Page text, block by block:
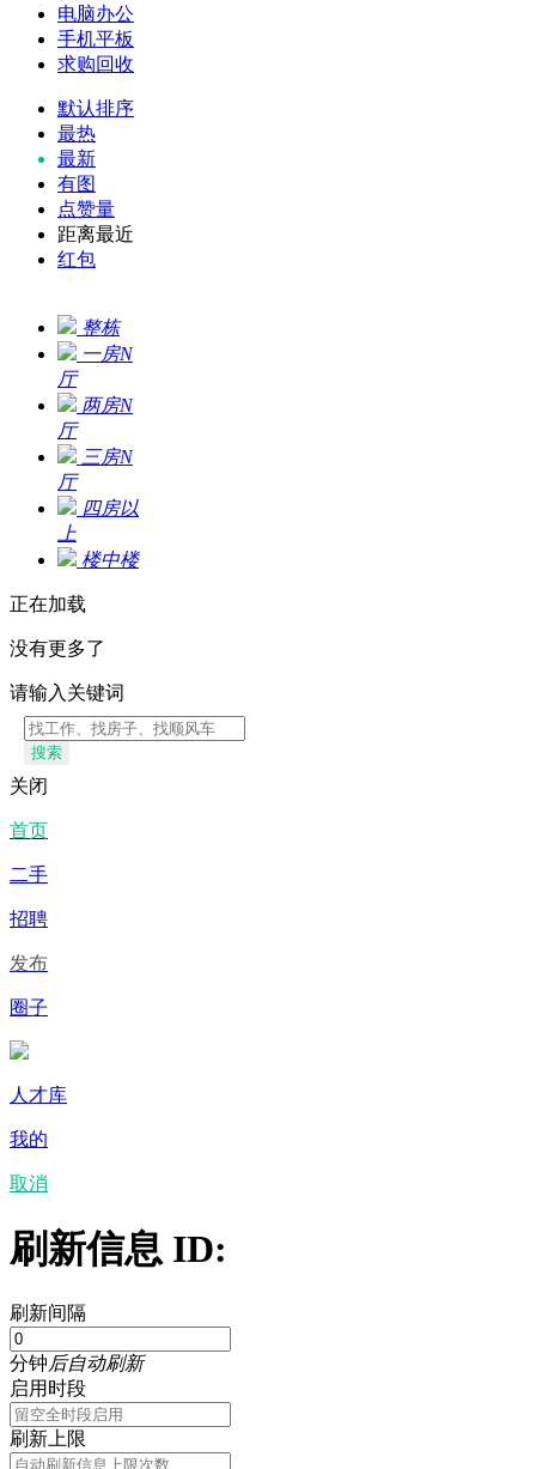
电脑办公
手机平板
求购回收
默认排序
最热
最新
有图
点赞量
距离最近
红包
整栋
一房N
厅
两房N
厅
三房N
厅
四房以
上
楼中楼
正在加载
没有更多了
请输入关键词
搜索
关闭
首页
二手
招聘
发布
圈子
人才库
我的
取消
刷新信息 ID:
刷新间隔
分钟后自动刷新
启用时段
刷新上限